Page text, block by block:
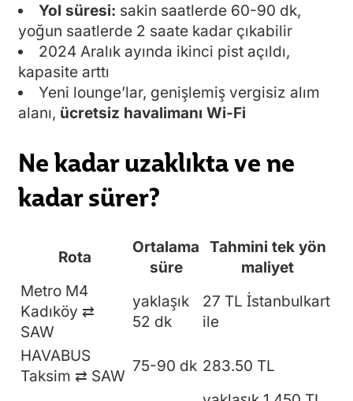
Yol süresi: sakin saatlerde 60-90 dk,
yoğun saatlerde 2 saate kadar çıkabilir
2024 Aralık ayında ikinci pist açıldı,
kapasite arttı
Yeni lounge’lar, genişlemiş vergisiz alım
alanı, ücretsiz havalimanı Wi-Fi
Ne kadar uzaklıkta ve ne
kadar sürer?
Rota
Ortalama
süre
Tahmini tek yön
maliyet
Metro M4
Kadıköy ⇄
SAW
yaklaşık
52 dk
27 TL İstanbulkart
ile
HAVABUS
Taksim ⇄ SAW
75-90 dk 283.50 TL